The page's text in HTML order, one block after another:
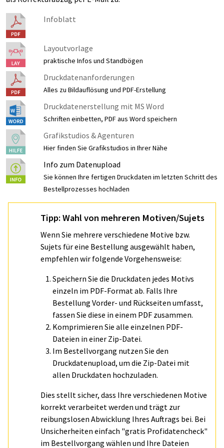
Infoblatt
Layoutvorlage
praktische Infos und Standbögen
Druckdatenanforderungen
Alles zu Bildauflösung und PDF-Erstellung
Druckdatenerstellung mit MS Word
Schriften einbetten, PDF aus Word speichern
Grafikstudios & Agenturen
Hier finden Sie Grafikstudios in Ihrer Nähe
Info zum Datenupload
Sie können Ihre fertigen Druckdaten im letzten Schritt des
Bestellprozesses hochladen
Tipp: Wahl von mehreren Motiven/Sujets
Wenn Sie mehrere verschiedene Motive bzw.
Sujets für eine Bestellung ausgewählt haben,
empfehlen wir folgende Vorgehensweise:
Speichern Sie die Druckdaten jedes Motivs
einzeln im PDF-Format ab. Falls Ihre
Bestellung Vorder- und Rückseiten umfasst,
fassen Sie diese in einem PDF zusammen.
Komprimieren Sie alle einzelnen PDF-
Dateien in einer Zip-Datei.
Im Bestellvorgang nutzen Sie den
Druckdatenupload, um die Zip-Datei mit
allen Druckdaten hochzuladen.
Dies stellt sicher, dass Ihre verschiedenen Motive
korrekt verarbeitet werden und trägt zur
reibungslosen Abwicklung Ihres Auftrags bei. Bei
Unsicherheiten einfach "gratis Profidatencheck"
im Bestellvorgang wählen und Ihre Dateien